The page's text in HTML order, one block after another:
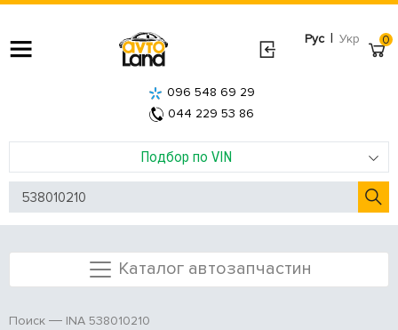
Рус | Укр
Подбор по VIN
096 548 69 29
044 229 53 86
0
Каталог автозапчастин
Поиск INA 538010210